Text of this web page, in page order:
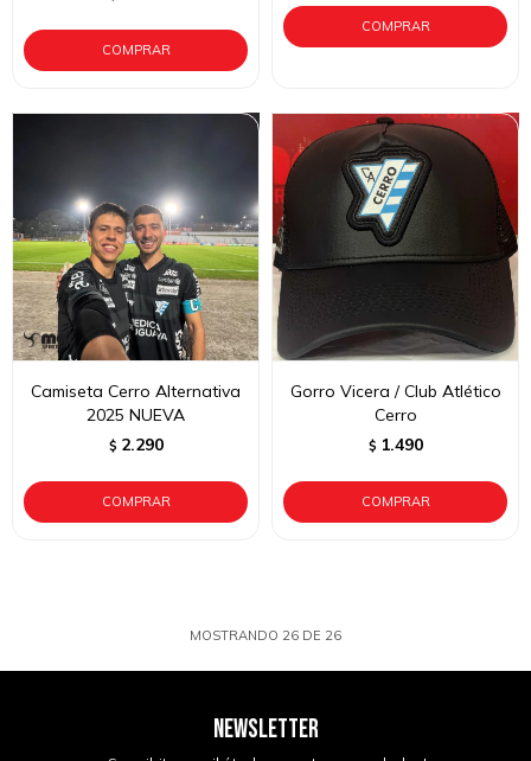
Camiseta Cerro Alternativa
2025 NUEVA
$ 2.290
Gorro Vicera / Club Atlético
Cerro
$ 1.490
MOSTRANDO 26 DE 26
NEWSLETTER